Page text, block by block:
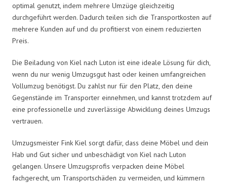
optimal genutzt, indem mehrere Umzüge gleichzeitig
durchgeführt werden. Dadurch teilen sich die Transportkosten auf
mehrere Kunden auf und du profitierst von einem reduzierten
Preis.
Die Beiladung von Kiel nach Luton ist eine ideale Lösung für dich,
wenn du nur wenig Umzugsgut hast oder keinen umfangreichen
Vollumzug benötigst. Du zahlst nur für den Platz, den deine
Gegenstände im Transporter einnehmen, und kannst trotzdem auf
eine professionelle und zuverlässige Abwicklung deines Umzugs
vertrauen.
Umzugsmeister Fink Kiel sorgt dafür, dass deine Möbel und dein
Hab und Gut sicher und unbeschädigt von Kiel nach Luton
gelangen. Unsere Umzugsprofis verpacken deine Möbel
fachgerecht, um Transportschäden zu vermeiden, und kümmern